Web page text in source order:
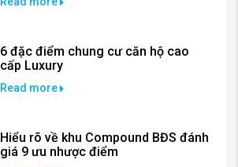
6 đặc điểm chung cư căn hộ cao
cấp Luxury
Read more
Hiểu rõ về khu Compound BĐS đánh
giá 9 ưu nhược điểm